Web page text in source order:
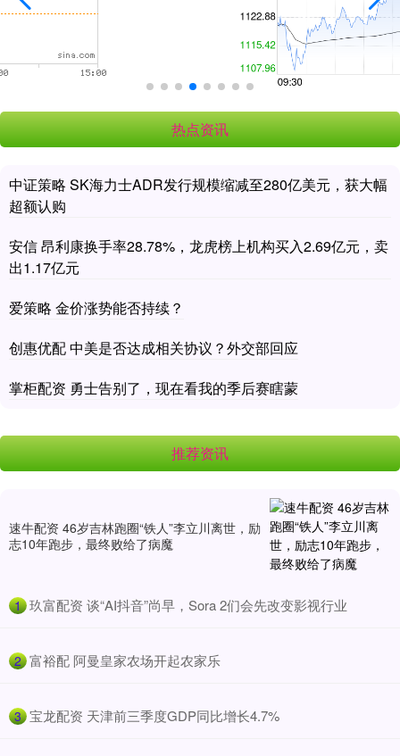
热点资讯
中证策略 SK海力士ADR发行规模缩减至280亿美元，获大幅
超额认购
安信 昂利康换手率28.78%，龙虎榜上机构买入2.69亿元，卖
出1.17亿元
爱策略 金价涨势能否持续？
创惠优配 中美是否达成相关协议？外交部回应
掌柜配资 勇士告别了，现在看我的季后赛瞎蒙
推荐资讯
速牛配资 46岁吉林跑圈“铁人”李立川离世，励
志10年跑步，最终败给了病魔
1 ​玖富配资 谈“AI抖音”尚早，Sora 2们会先改变影视行业
2 ​富裕配 阿曼皇家农场开起农家乐
3 ​宝龙配资 天津前三季度GDP同比增长4.7%